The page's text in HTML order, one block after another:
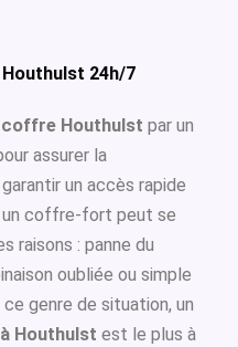
24h/7
Houthulst par un
assurer la
un accès rapide
un coffre-fort peut se
raisons : panne du
oubliée ou simple
genre de situation, un
Houthulst est le plus à